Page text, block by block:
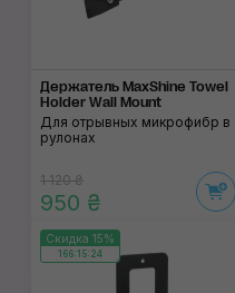
Держатель MaxShine Towel
Holder Wall Mount
Для отрывных микрофибр в
рулонах
1 120 ₴
950 ₴
Скидка 15%
166:15:24